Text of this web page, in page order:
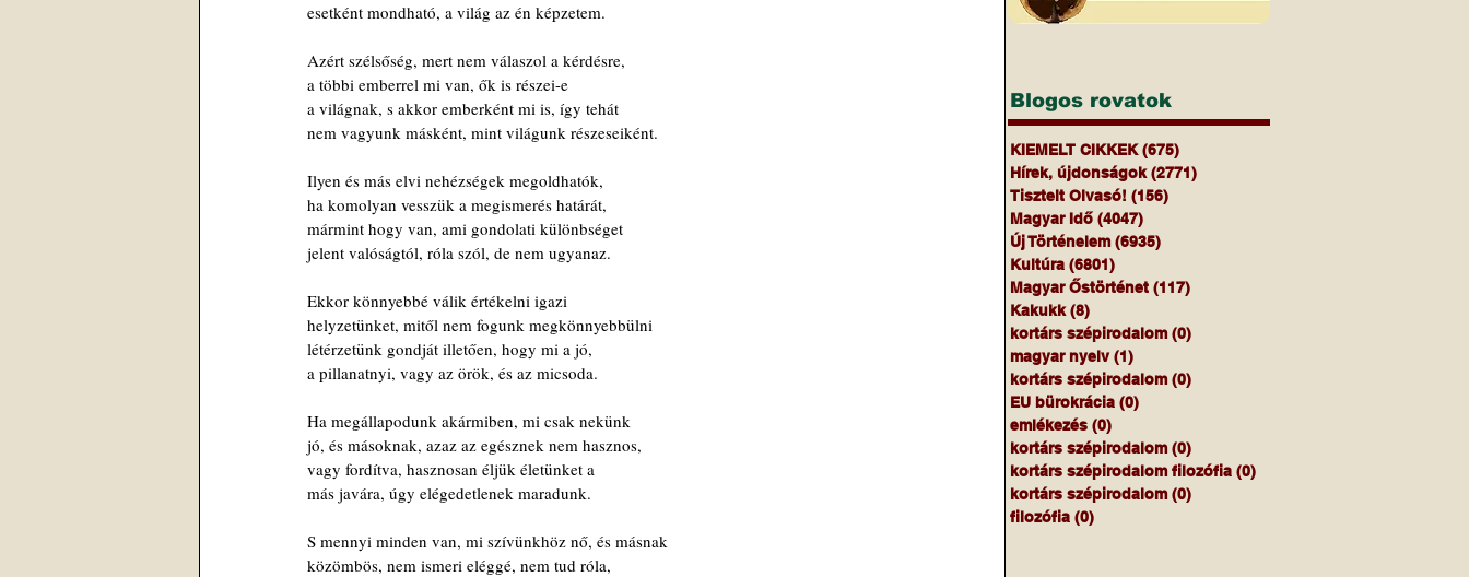
esetként mondható, a világ az én képzetem.
Azért szélsőség, mert nem válaszol a kérdésre,
a többi emberrel mi van, ők is részei-e
a világnak, s akkor emberként mi is, így tehát
nem vagyunk másként, mint világunk részeseiként.
Ilyen és más elvi nehézségek megoldhatók,
ha komolyan vesszük a megismerés határát,
mármint hogy van, ami gondolati különbséget
jelent valóságtól, róla szól, de nem ugyanaz.
Ekkor könnyebbé válik értékelni igazi
helyzetünket, mitől nem fogunk megkönnyebbülni
létérzetünk gondját illetően, hogy mi a jó,
a pillanatnyi, vagy az örök, és az micsoda.
Ha megállapodunk akármiben, mi csak nekünk
jó, és másoknak, azaz az egésznek nem hasznos,
vagy fordítva, hasznosan éljük életünket a
más javára, úgy elégedetlenek maradunk.
S mennyi minden van, mi szívünkhöz nő, és másnak
közömbös, nem ismeri eléggé, nem tud róla,
Blogos rovatok
KIEMELT CIKKEK (675)
Hírek, újdonságok (2771)
Tisztelt Olvasó! (156)
Magyar Idő (4047)
Új Történelem (6935)
Kultúra (6801)
Magyar Őstörténet (117)
Kakukk (8)
kortárs szépirodalom (0)
magyar nyelv (1)
kortárs szépirodalom (0)
EU bürokrácia (0)
emlékezés (0)
kortárs szépirodalom (0)
kortárs szépirodalom filozófia (0)
kortárs szépirodalom (0)
filozófia (0)